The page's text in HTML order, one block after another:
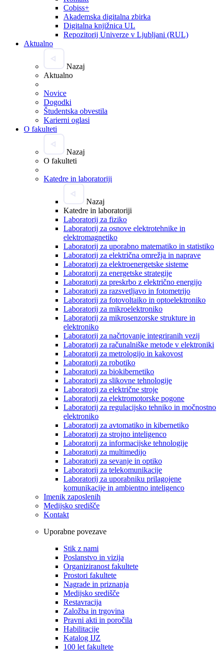
Cobiss+
Akademska digitalna zbirka
Digitalna knjižnica UL
Repozitorij Univerze v Ljubljani (RUL)
Aktualno
Nazaj
Aktualno
Novice
Dogodki
Študentska obvestila
Karierni oglasi
O fakulteti
Nazaj
O fakulteti
Katedre in laboratoriji
Nazaj
Katedre in laboratoriji
Laboratorij za fiziko
Laboratorij za osnove elektrotehnike in
elektromagnetiko
Laboratorij za uporabno matematiko in statistiko
Laboratorij za električna omrežja in naprave
Laboratorij za elektroenergetske sisteme
Laboratorij za energetske strategije
Laboratorij za preskrbo z električno energijo
Laboratorij za razsvetljavo in fotometrijo
Laboratorij za fotovoltaiko in optoelektroniko
Laboratorij za mikroelektroniko
Laboratorij za mikrosenzorske strukture in
elektroniko
Laboratorij za načrtovanje integriranih vezij
Laboratorij za računalniške metode v elektroniki
Laboratorij za metrologijo in kakovost
Laboratorij za robotiko
Laboratorij za biokibernetiko
Laboratorij za slikovne tehnologije
Laboratorij za električne stroje
Laboratorij za elektromotorske pogone
Laboratorij za regulacijsko tehniko in močnostno
elektroniko
Laboratorij za avtomatiko in kibernetiko
Laboratorij za strojno inteligenco
Laboratorij za informacijske tehnologije
Laboratorij za multimedijo
Laboratorij za sevanje in optiko
Laboratorij za telekomunikacije
Laboratorij za uporabniku prilagojene
komunikacije in ambientno inteligenco
Imenik zaposlenih
Medijsko središče
Kontakt
Uporabne povezave
Stik z nami
Poslanstvo in vizija
Organiziranost fakultete
Prostori fakultete
Nagrade in priznanja
Medijsko središče
Restavracija
Založba in trgovina
Pravni akti in poročila
Habilitacije
Katalog IJZ
100 let fakultete